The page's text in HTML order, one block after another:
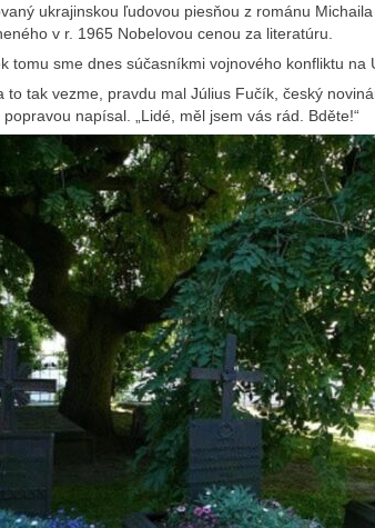
ukrajinskou ľudovou piesňou z románu Michaila
v r. 1965 Nobelovou cenou za literatúru.
tomu sme dnes súčasníkmi vojnového konfliktu na
to tak vezme, pravdu mal Július Fučík, český
popravou napísal. „Lidé, měl jsem vás rád. Bděte!“